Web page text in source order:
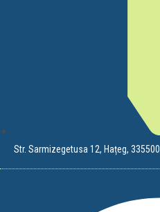
Str. Sarmizegetusa 12, Hațeg, 335500